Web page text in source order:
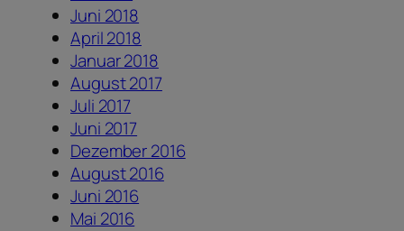
Juni 2018
April 2018
Januar 2018
August 2017
Juli 2017
Juni 2017
Dezember 2016
August 2016
Juni 2016
Mai 2016